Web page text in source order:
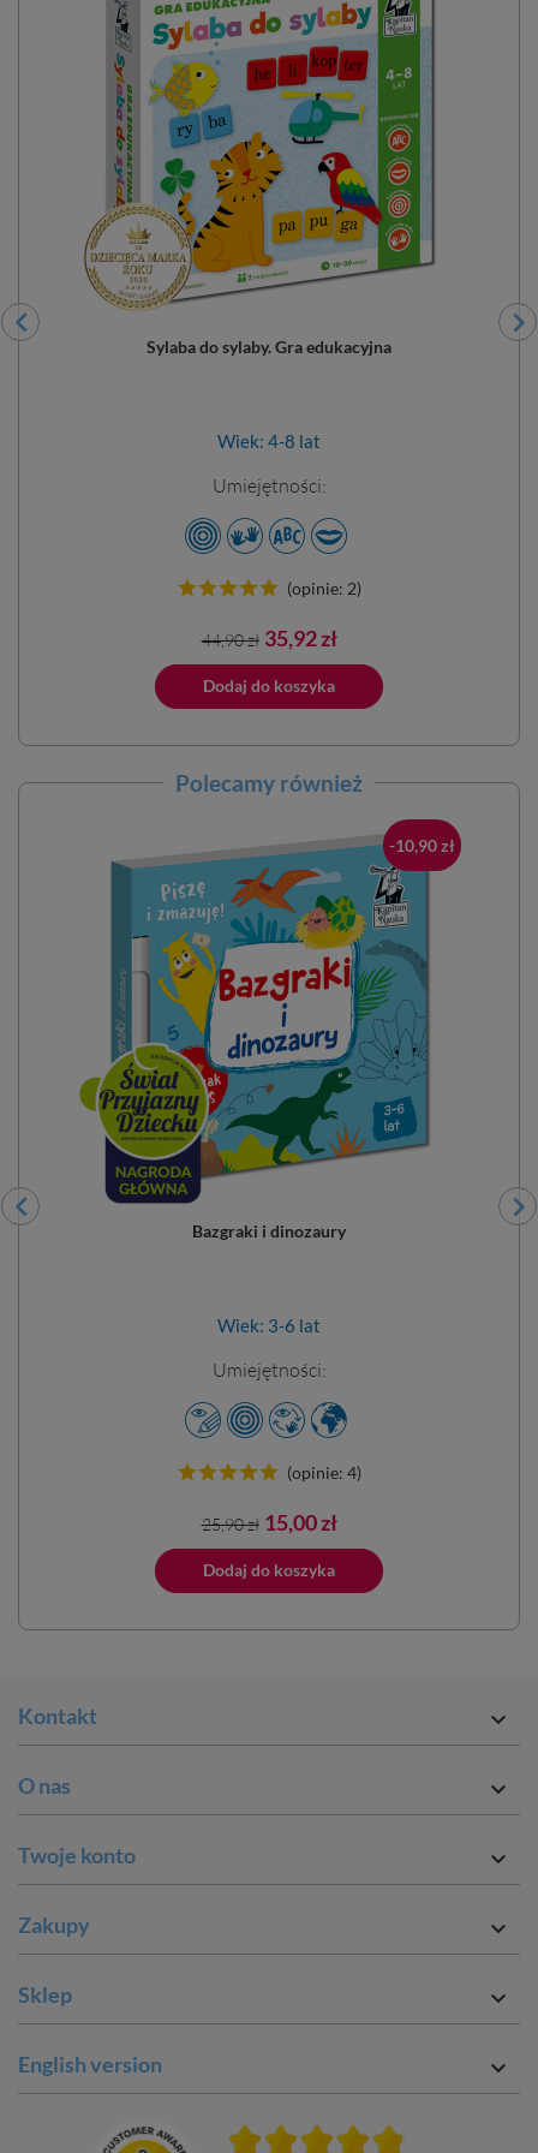
Sylaba do sylaby. Gra edukacyjna
Wiek: 4-8 lat
Umiejętności:
(opinie: 2)
Cena
podstawowa
44,90 zł Cena
35,92 zł
Dodaj do koszyka
Polecamy również
-10,90 zł
Bazgraki i dinozaury
Wiek: 3-6 lat
Umiejętności:
(opinie: 4)
Cena
podstawowa
25,90 zł Cena
15,00 zł
Dodaj do koszyka
Kontakt 
O nas 
Twoje konto 
Zakupy 
Sklep 
English version 